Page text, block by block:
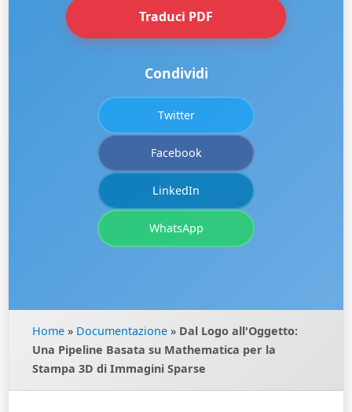
Traduci PDF
Condividi
Twitter
Facebook
LinkedIn
WhatsApp
Home » Documentazione » Dal Logo all'Oggetto:
Una Pipeline Basata su Mathematica per la
Stampa 3D di Immagini Sparse